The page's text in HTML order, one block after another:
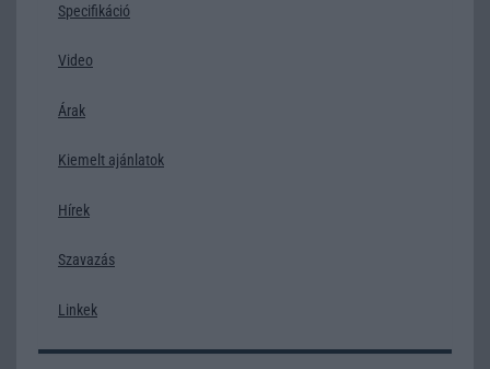
Specifikáció
Video
Árak
Kiemelt ajánlatok
Hírek
Szavazás
Linkek